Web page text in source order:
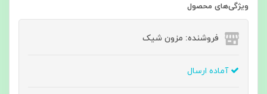
ویژگی‌های محصول
فروشنده: مزون شیک
آماده ارسال